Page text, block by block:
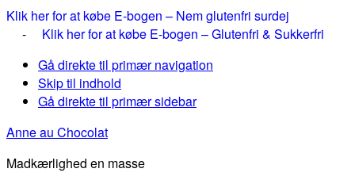
Klik her for at købe E-bogen – Nem glutenfri surdej
- Klik her for at købe E-bogen – Glutenfri & Sukkerfri
Gå direkte til primær navigation
Skip til indhold
Gå direkte til primær sidebar
Anne au Chocolat
Madkærlighed en masse